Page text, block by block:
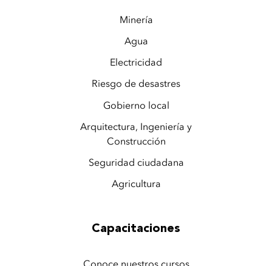
Minería
Agua
Electricidad
Riesgo de desastres
Gobierno local
Arquitectura, Ingeniería y
Construcción
Seguridad ciudadana
Agricultura
Capacitaciones